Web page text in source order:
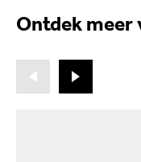
Ontdek meer